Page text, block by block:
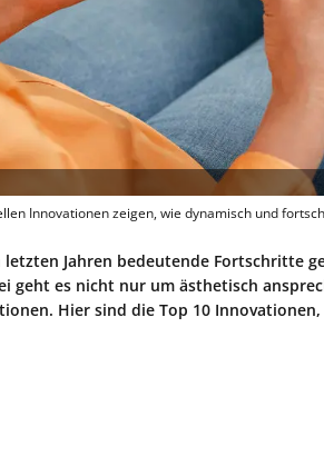
Innovationen zeigen, wie dynamisch und
Jahren bedeutende Fortschritte
geht es nicht nur um ästhetisch
Hier sind die Top 10